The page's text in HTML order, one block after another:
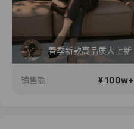
春季新款高品质大上新
销售额 ¥ 100w+